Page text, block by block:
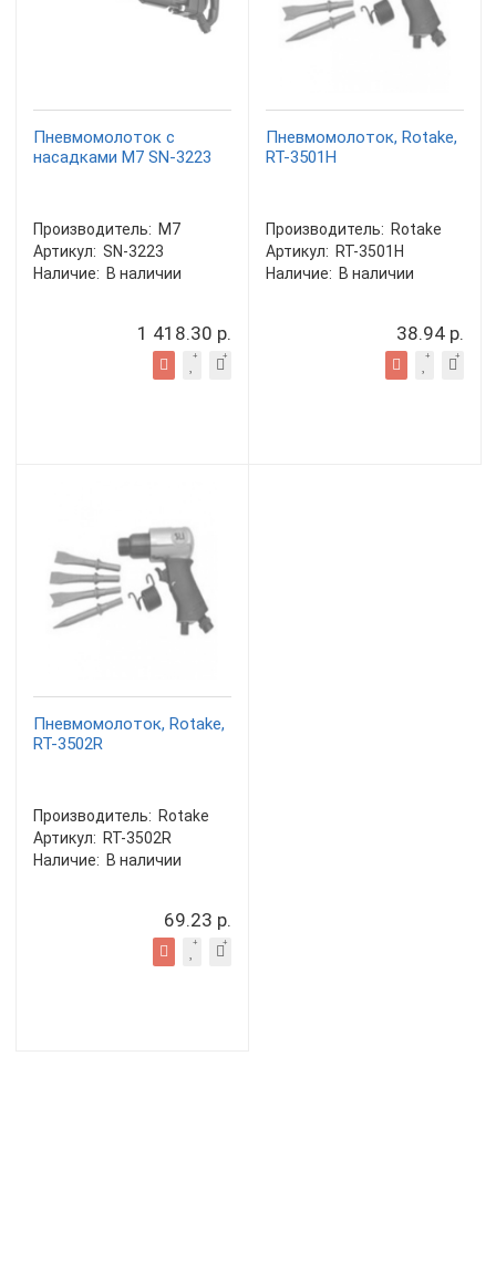
Пневмомолоток с
насадками M7 SN-3223
Производитель: M7
Артикул: SN-3223
Наличие: В наличии
1 418.30 р.
Пневмомолоток, Rotake,
RT-3501H
Производитель: Rotake
Артикул: RT-3501H
Наличие: В наличии
38.94 р.
Пневмомолоток, Rotake,
RT-3502R
Производитель: Rotake
Артикул: RT-3502R
Наличие: В наличии
69.23 р.